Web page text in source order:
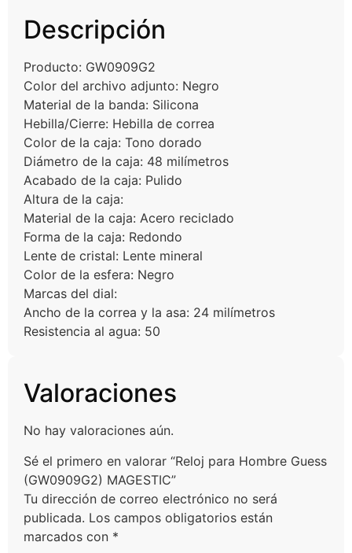
Descripción
Producto: GW0909G2
Color del archivo adjunto: Negro
Material de la banda: Silicona
Hebilla/Cierre: Hebilla de correa
Color de la caja: Tono dorado
Diámetro de la caja: 48 milímetros
Acabado de la caja: Pulido
Altura de la caja:
Material de la caja: Acero reciclado
Forma de la caja: Redondo
Lente de cristal: Lente mineral
Color de la esfera: Negro
Marcas del dial:
Ancho de la correa y la asa: 24 milímetros
Resistencia al agua: 50
Valoraciones
No hay valoraciones aún.
Sé el primero en valorar “Reloj para Hombre Guess
(GW0909G2) MAGESTIC”
Tu dirección de correo electrónico no será
publicada. Los campos obligatorios están
marcados con *